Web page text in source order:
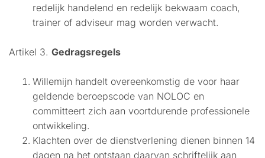
redelijk handelend en redelijk bekwaam coach,
trainer of adviseur mag worden verwacht.
Artikel 3. Gedragsregels
Willemijn handelt overeenkomstig de voor haar
geldende beroepscode van NOLOC en
committeert zich aan voortdurende professionele
ontwikkeling.
Klachten over de dienstverlening dienen binnen 14
dagen na het ontstaan daarvan schriftelijk aan